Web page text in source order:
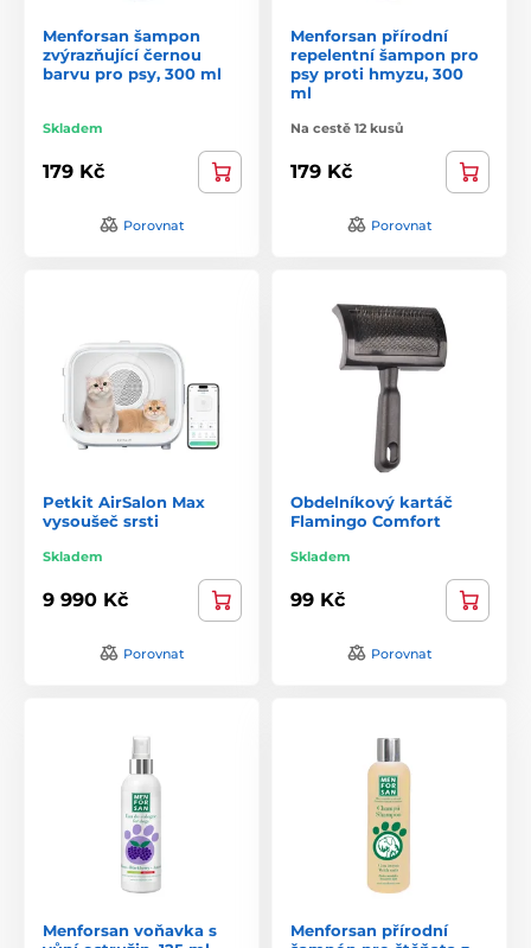
Menforsan šampon
zvýrazňující černou
barvu pro psy, 300 ml
Skladem
179 Kč
Porovnat
Menforsan přírodní
repelentní šampon pro
psy proti hmyzu, 300
ml
Na cestě 12 kusů
179 Kč
Porovnat
Petkit AirSalon Max
vysoušeč srsti
Skladem
9 990 Kč
Porovnat
Obdelníkový kartáč
Flamingo Comfort
Skladem
99 Kč
Porovnat
Menforsan voňavka s
Menforsan přírodní